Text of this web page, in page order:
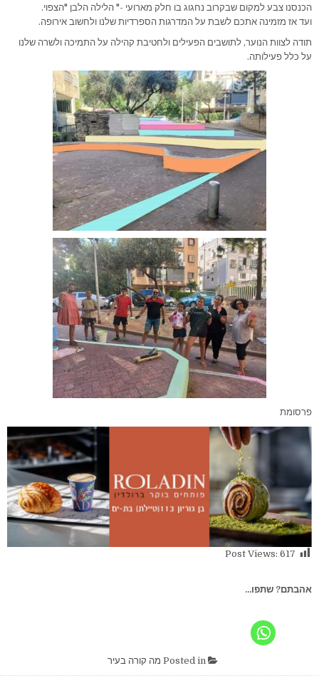
הכנסנו צבע למקום שבקרוב נחגוג בו חלק מארועי -" הלילה הלבן "הצפוי.
ועד אז מזמינה אתכם לשבת על המדרגות הספרדיות שלנו ולחשוב אירופה.
תודה לצוות הנוער, לתושבים הפעילים ולחטיבת קהילה על התמיכה ולשרה שלנו
על כלל פעילותה.
פרסומת
Post Views: 617
אהבתם? שתפו...
מה קורה בעיר